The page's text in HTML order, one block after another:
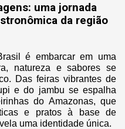
uma jornada
da região
é embarcar em uma
natureza e sabores se
Das feiras vibrantes de
e do jambu se espalha
do Amazonas, que
e pratos à base de
uma identidade única.